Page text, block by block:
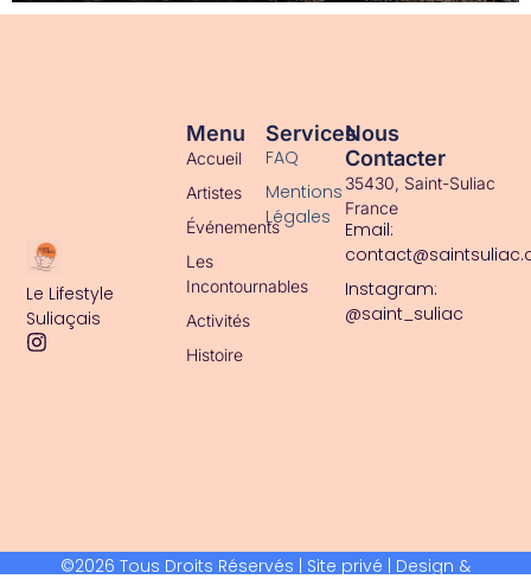
Le Lifestyle
Suliaçais
Services
FAQ
Mentions
Légales
Menu
Accueil
Artistes
Événements
Les
Incontournables
Activités
Histoire
Nous
Contacter
35430, Saint-Suliac
France
Email:
Instagram:
@saint_suliac
©2026 Tous Droits Réservés | Site privé | Design &